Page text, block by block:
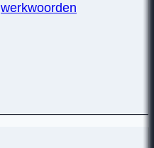
werkwoorden